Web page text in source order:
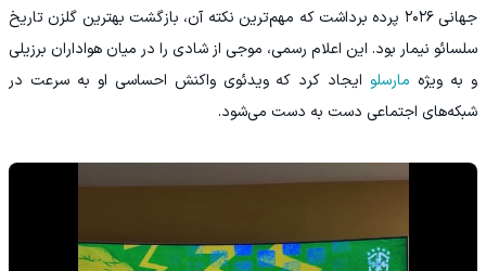
جهانی ۲۰۲۶ پرده برداشت که مهم‌ترین نکته آن، بازگشت بهترین گلزن تاریخ
سلسائو نیمار بود. این اعلام رسمی، موجی از شادی را در میان هواداران برزیلی
و به ویژه مارسلو ایجاد کرد که ویدئوی واکنش احساسی او به سرعت در
شبکه‌های اجتماعی دست به دست می‌شود.